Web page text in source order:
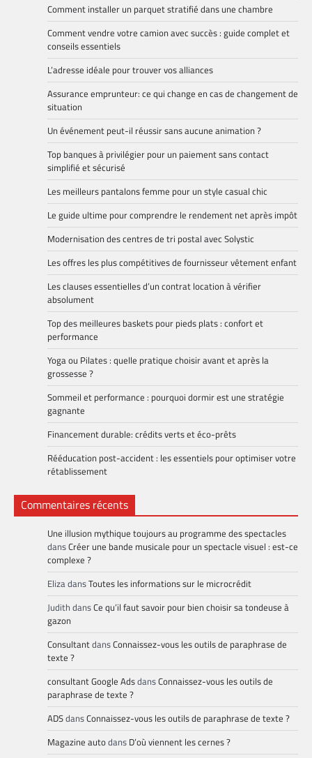
Comment installer un parquet stratifié dans une chambre
Comment vendre votre camion avec succès : guide complet et
conseils essentiels
L’adresse idéale pour trouver vos alliances
Assurance emprunteur: ce qui change en cas de changement de
situation
Un événement peut-il réussir sans aucune animation ?
Top banques à privilégier pour un paiement sans contact
simplifié et sécurisé
Les meilleurs pantalons femme pour un style casual chic
Le guide ultime pour comprendre le rendement net après impôt
Modernisation des centres de tri postal avec Solystic
Les offres les plus compétitives de fournisseur vêtement enfant
Les clauses essentielles d’un contrat location à vérifier
absolument
Top des meilleures baskets pour pieds plats : confort et
performance
Yoga ou Pilates : quelle pratique choisir avant et après la
grossesse ?
Sommeil et performance : pourquoi dormir est une stratégie
gagnante
Financement durable: crédits verts et éco-prêts
Rééducation post-accident : les essentiels pour optimiser votre
rétablissement
Commentaires récents
Une illusion mythique toujours au programme des spectacles
dansCréer une bande musicale pour un spectacle visuel : est-ce
complexe ?
ElizadansToutes les informations sur le microcrédit
Judith dansCe qu’il faut savoir pour bien choisir sa tondeuse à
gazon
ConsultantdansConnaissez-vous les outils de paraphrase de
texte ?
consultant Google AdsdansConnaissez-vous les outils de
paraphrase de texte ?
ADSdansConnaissez-vous les outils de paraphrase de texte ?
Magazine autodans D’où viennent les cernes ?